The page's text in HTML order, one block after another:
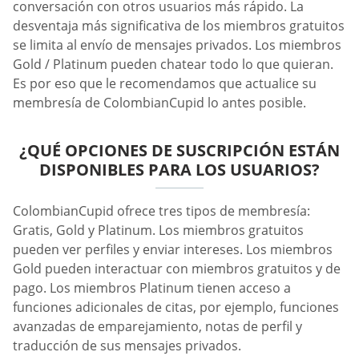
conversación con otros usuarios más rápido. La
desventaja más significativa de los miembros gratuitos
se limita al envío de mensajes privados. Los miembros
Gold / Platinum pueden chatear todo lo que quieran.
Es por eso que le recomendamos que actualice su
membresía de ColombianCupid lo antes posible.
¿QUÉ OPCIONES DE SUSCRIPCIÓN ESTÁN
DISPONIBLES PARA LOS USUARIOS?
ColombianCupid ofrece tres tipos de membresía:
Gratis, Gold y Platinum. Los miembros gratuitos
pueden ver perfiles y enviar intereses. Los miembros
Gold pueden interactuar con miembros gratuitos y de
pago. Los miembros Platinum tienen acceso a
funciones adicionales de citas, por ejemplo, funciones
avanzadas de emparejamiento, notas de perfil y
traducción de sus mensajes privados.